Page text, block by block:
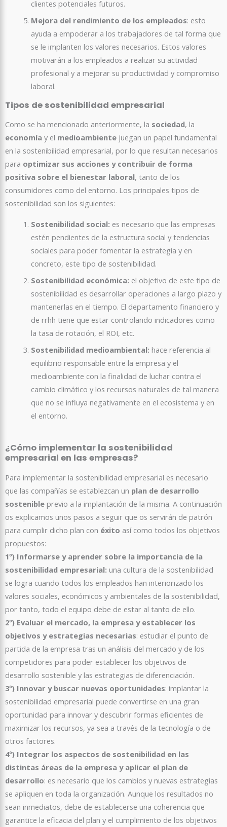
clientes potenciales futuros.
Mejora del rendimiento de los empleados: esto
ayuda a empoderar a los trabajadores de tal forma que
se le implanten los valores necesarios. Estos valores
motivarán a los empleados a realizar su actividad
profesional y a mejorar su productividad y compromiso
laboral.
Tipos de sostenibilidad empresarial
Como se ha mencionado anteriormente, la sociedad, la
economía y el medioambiente juegan un papel fundamental
en la sostenibilidad empresarial, por lo que resultan necesarios
para optimizar sus acciones y contribuir de forma
positiva sobre el bienestar laboral, tanto de los
consumidores como del entorno. Los principales tipos de
sostenibilidad son los siguientes:
Sostenibilidad social: es necesario que las empresas
estén pendientes de la estructura social y tendencias
sociales para poder fomentar la estrategia y en
concreto, este tipo de sostenibilidad.
Sostenibilidad económica: el objetivo de este tipo de
sostenibilidad es desarrollar operaciones a largo plazo y
mantenerlas en el tiempo. El departamento financiero y
de rrhh tiene que estar controlando indicadores como
la tasa de rotación, el ROI, etc.
Sostenibilidad medioambiental:hace referencia al
equilibrio responsable entre la empresa y el
medioambiente con la finalidad de luchar contra el
cambio climático y los recursos naturales de tal manera
que no se influya negativamente en el ecosistema y en
el entorno.
¿Cómo implementar la sostenibilidad
empresarial en las empresas?
Para implementar la sostenibilidad empresarial es necesario
que las compañías se establezcan un plan de desarrollo
sostenible previo a la implantación de la misma. A continuación
os explicamos unos pasos a seguir que os servirán de patrón
para cumplir dicho plan con éxito así como todos los objetivos
propuestos:
1º) Informarse y aprender sobre la importancia de la
sostenibilidad empresarial: una cultura de la sostenibilidad
se logra cuando todos los empleados han interiorizado los
valores sociales, económicos y ambientales de la sostenibilidad,
por tanto, todo el equipo debe de estar al tanto de ello.
2º) Evaluar el mercado, la empresa y establecer los
objetivos y estrategias necesarias: estudiar el punto de
partida de la empresa tras un análisis del mercado y de los
competidores para poder establecer los objetivos de
desarrollo sostenible y las estrategias de diferenciación.
3º) Innovar y buscar nuevas oportunidades: implantar la
sostenibilidad empresarial puede convertirse en una gran
oportunidad para innovar y descubrir formas eficientes de
maximizar los recursos, ya sea a través de la tecnología o de
otros factores.
4º) Integrar los aspectos de sostenibilidad en las
distintas áreas de la empresa y aplicar el plan de
desarrollo: es necesario que los cambios y nuevas estrategias
se apliquen en toda la organización. Aunque los resultados no
sean inmediatos, debe de establecerse una coherencia que
garantice la eficacia del plan y el cumplimiento de los objetivos